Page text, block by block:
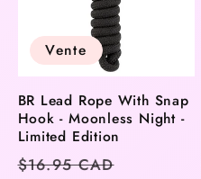
Vente
BR Lead Rope With Snap
Hook - Moonless Night -
Limited Edition
Prix
$16.95 CAD